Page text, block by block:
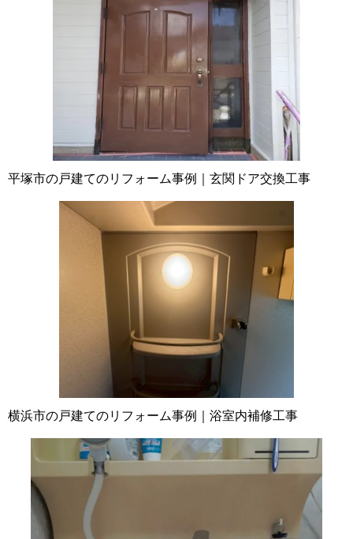
平塚市の戸建てのリフォーム事例｜玄関ドア交換工事
横浜市の戸建てのリフォーム事例｜浴室内補修工事